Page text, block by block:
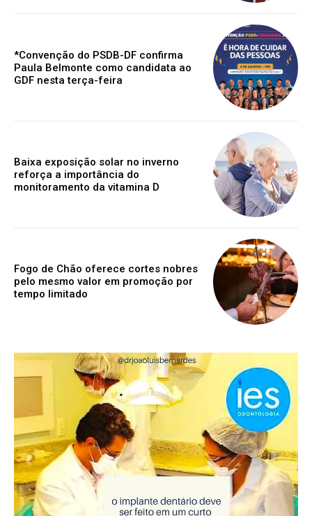
*Convenção do PSDB-DF confirma
Paula Belmonte como candidata ao
GDF nesta terça-feira
Baixa exposição solar no inverno
reforça a importância do
monitoramento da vitamina D
Fogo de Chão oferece cortes nobres
pelo mesmo valor em promoção por
tempo limitado